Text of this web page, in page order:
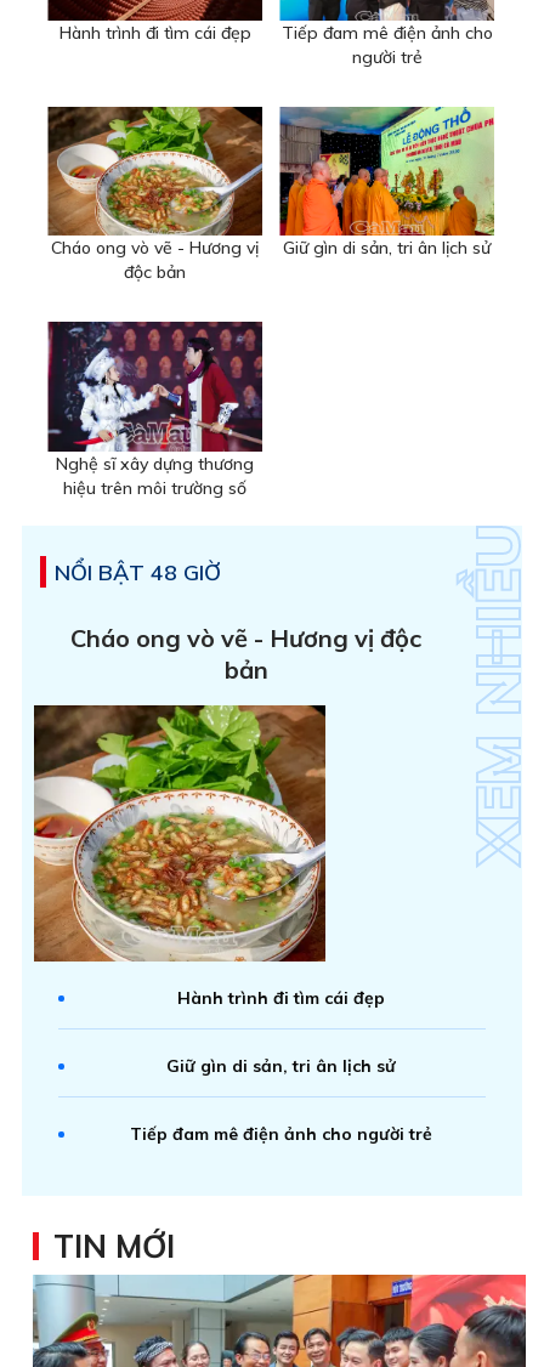
Hành trình đi tìm cái đẹp
Tiếp đam mê điện ảnh cho
người trẻ
Cháo ong vò vẽ - Hương vị
độc bản
Giữ gìn di sản, tri ân lịch sử
Nghệ sĩ xây dựng thương
hiệu trên môi trường số
NỔI BẬT 48 GIỜ
Cháo ong vò vẽ - Hương vị độc
bản
Hành trình đi tìm cái đẹp
Giữ gìn di sản, tri ân lịch sử
Tiếp đam mê điện ảnh cho người trẻ
TIN MỚI